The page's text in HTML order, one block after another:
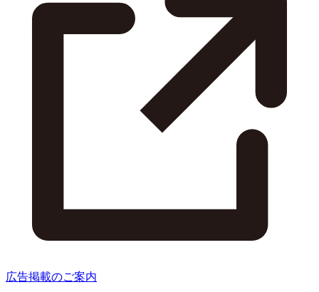
広告掲載のご案内